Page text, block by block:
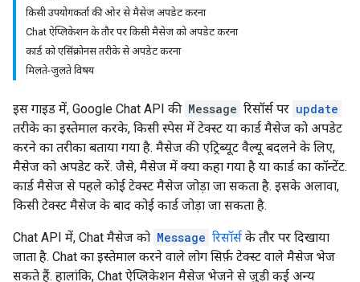
किसी उपयोगकर्ता की ओर से मैसेज अपडेट करना
Chat ऐप्लिकेशन के तौर पर किसी मैसेज को अपडेट करना
कार्ड को एसिंक्रोनस तरीके से अपडेट करना
मिलते-जुलते विषय
इस गाइड में, Google Chat API की Message रिसॉर्स पर update
तरीके का इस्तेमाल करके, किसी स्पेस में टेक्स्ट या कार्ड मैसेज को अपडेट
करने का तरीका बताया गया है. मैसेज की एट्रिब्यूट वैल्यू बदलने के लिए,
मैसेज को अपडेट करें. जैसे, मैसेज में क्या कहा गया है या कार्ड का कॉन्टेंट.
कार्ड मैसेज से पहले कोई टेक्स्ट मैसेज जोड़ा जा सकता है. इसके अलावा,
किसी टेक्स्ट मैसेज के बाद कोई कार्ड जोड़ा जा सकता है.
Chat API में, Chat मैसेज को Message रिसॉर्स के तौर पर दिखाया
जाता है. Chat का इस्तेमाल करने वाले लोग सिर्फ़ टेक्स्ट वाले मैसेज भेज
सकते हैं. हालांकि, Chat ऐप्लिकेशन मैसेज भेजने से जुड़ी कई अन्य